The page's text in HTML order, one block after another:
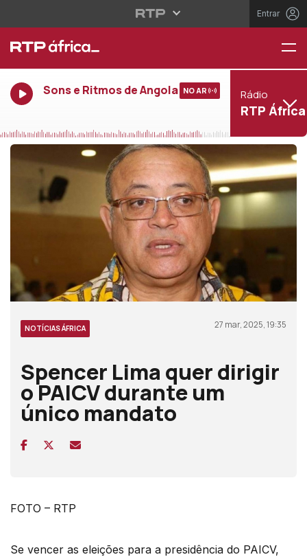
Entrar
Sons e Ritmos de Angola NO AR Rádio
RTP África
NOTÍCIAS ÁFRICA 27 mar, 2025, 19:35
Spencer Lima quer dirigir
o PAICV durante um
único mandato
FOTO – RTP
Se vencer as eleições para a presidência do PAICV,